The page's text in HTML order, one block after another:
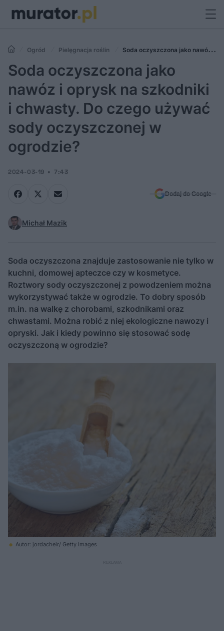
Ogród Pielęgnacja roślin
Soda oczyszczona jako nawóz i
oprysk na szkodniki i chwasty. Do czego używać sody oczyszczonej w
ogrodzie?
Soda oczyszczona jako
nawóz i oprysk na szkodniki
i chwasty. Do czego używać
sody oczyszczonej w
ogrodzie?
2024-03-19 7:43
Dodaj do Google
Michał Mazik
Soda oczyszczona znajduje zastosowanie nie tylko w
kuchni, domowej apteczce czy w kosmetyce.
Roztwory sody oczyszczonej z powodzeniem można
wykorzystywać także w ogrodzie. To dobry sposób
m.in. na walkę z chorobami, szkodnikami oraz
chwastami. Można robić z niej ekologiczne nawozy i
opryski. Jak i kiedy powinno się stosować sodę
oczyszczoną w ogrodzie?
Autor: jordachelr/ Getty Images